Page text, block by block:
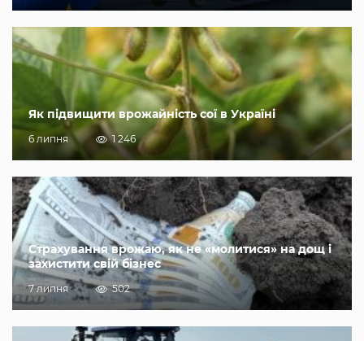
Як підвищити врожайність сої в Україні
6 липня 1 246
Страхування врожаю, як не «молитися» на дощ і
захистити свій бізнес
7 липня 502